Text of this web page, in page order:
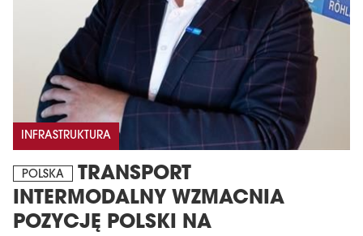
INFRASTRUKTURA
POLSKA
TRANSPORT
INTERMODALNY WZMACNIA
POZYCJĘ POLSKI NA